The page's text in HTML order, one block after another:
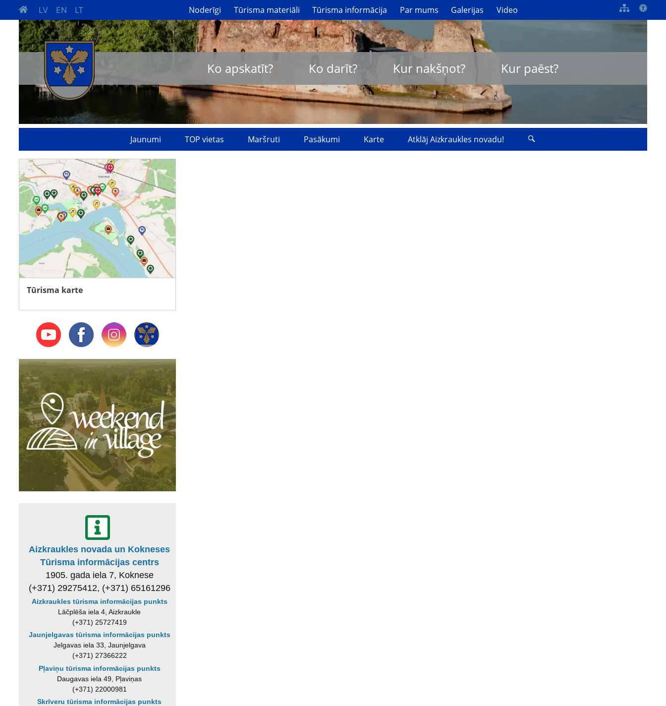
LV EN LT Noderīgi Tūrisma materiāli Tūrisma informācija Par mums Galerijas Video
Ko apskatīt? Ko darīt? Kur nakšņot? Kur paēst?
Jaunumi TOP vietas Maršruti Pasākumi Karte Atklāj Aizkraukles novadu!
Tūrisma karte
Aizkraukles novada un Kokneses
Tūrisma informācijas centrs
1905. gada iela 7, Koknese
(+371) 29275412, (+371) 65161296
Aizkraukles tūrisma informācijas punkts
Lāčplēša iela 4, Aizkraukle
(+371) 25727419
Jaunjelgavas tūrisma informācijas punkts
Jelgavas iela 33, Jaunjelgava
(+371) 27366222
Pļaviņu tūrisma informācijas punkts
Daugavas iela 49, Pļaviņas
(+371) 22000981
Skrīveru tūrisma informācijas punkts